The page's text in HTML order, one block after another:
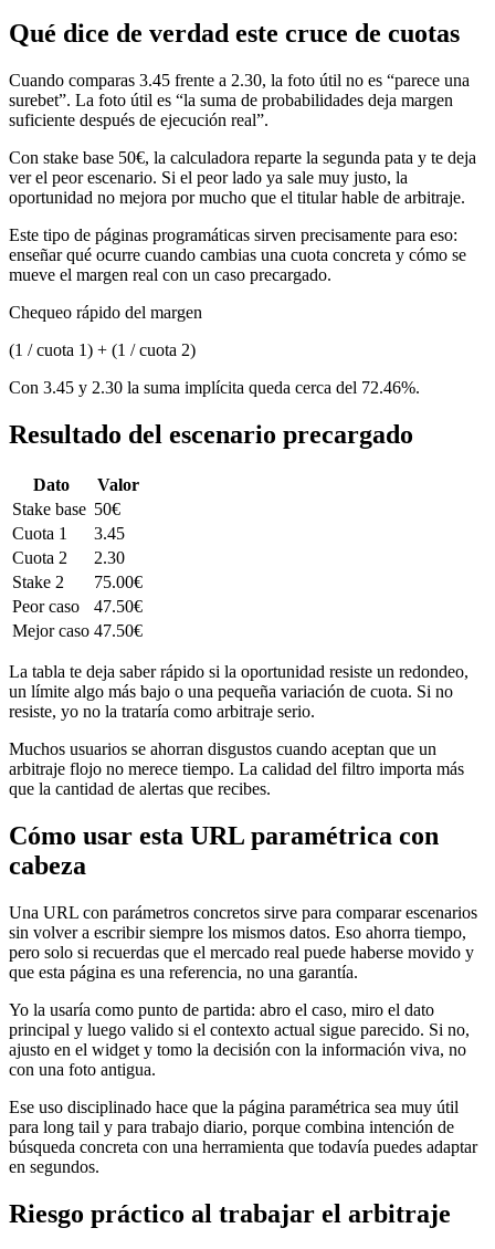
Qué dice de verdad este cruce de cuotas
Cuando comparas 3.45 frente a 2.30, la foto útil no es “parece una
surebet”. La foto útil es “la suma de probabilidades deja margen
suficiente después de ejecución real”.
Con stake base 50€, la calculadora reparte la segunda pata y te deja
ver el peor escenario. Si el peor lado ya sale muy justo, la
oportunidad no mejora por mucho que el titular hable de arbitraje.
Este tipo de páginas programáticas sirven precisamente para eso:
enseñar qué ocurre cuando cambias una cuota concreta y cómo se
mueve el margen real con un caso precargado.
Chequeo rápido del margen
(1 / cuota 1) + (1 / cuota 2)
Con 3.45 y 2.30 la suma implícita queda cerca del 72.46%.
Resultado del escenario precargado
Dato
Valor
Stake base 50€
Cuota 1
3.45
Cuota 2
2.30
Stake 2
75.00€
Peor caso
47.50€
Mejor caso 47.50€
La tabla te deja saber rápido si la oportunidad resiste un redondeo,
un límite algo más bajo o una pequeña variación de cuota. Si no
resiste, yo no la trataría como arbitraje serio.
Muchos usuarios se ahorran disgustos cuando aceptan que un
arbitraje flojo no merece tiempo. La calidad del filtro importa más
que la cantidad de alertas que recibes.
Cómo usar esta URL paramétrica con
cabeza
Una URL con parámetros concretos sirve para comparar escenarios
sin volver a escribir siempre los mismos datos. Eso ahorra tiempo,
pero solo si recuerdas que el mercado real puede haberse movido y
que esta página es una referencia, no una garantía.
Yo la usaría como punto de partida: abro el caso, miro el dato
principal y luego valido si el contexto actual sigue parecido. Si no,
ajusto en el widget y tomo la decisión con la información viva, no
con una foto antigua.
Ese uso disciplinado hace que la página paramétrica sea muy útil
para long tail y para trabajo diario, porque combina intención de
búsqueda concreta con una herramienta que todavía puedes adaptar
en segundos.
Riesgo práctico al trabajar el arbitraje